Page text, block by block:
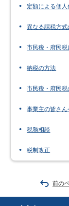
定額による個人
異なる課税方
市民税・府民
納税の方法
市民税・府民
事業主の皆さん
税務相談
税制改正
前の